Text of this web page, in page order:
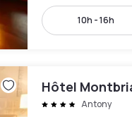
10h - 16h
Hôtel
Antony